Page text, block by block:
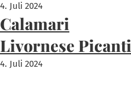
4. Juli 2024
Calamari
Livornese Picanti
4. Juli 2024